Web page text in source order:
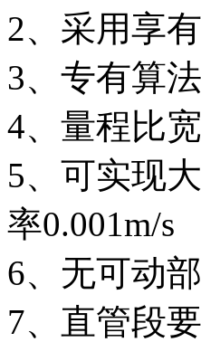
2、采用享
3、专有算
4、量程比
5、可实现
率0.001m/s
6、无可动
7、直管段